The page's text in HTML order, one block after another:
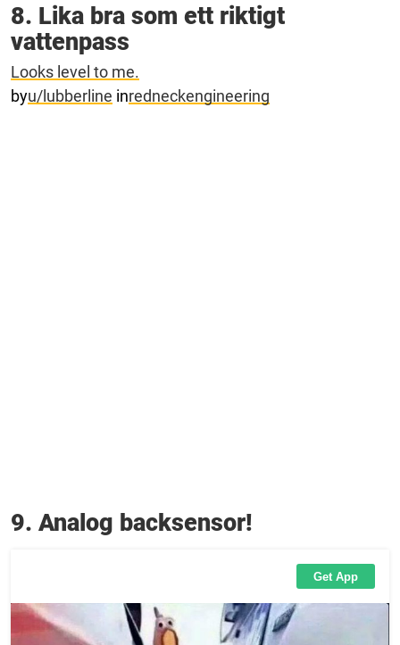
8. Lika bra som ett riktigt
vattenpass
Looks level to me.
byu/lubberline inredneckengineering
9. Analog backsensor!